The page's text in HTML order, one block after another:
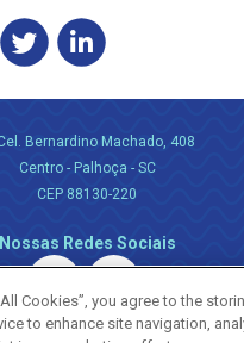
Bernardino Machado, 408
Centro - Palhoça - SC
CEP 88130-220
Nossas Redes Sociais
Cookies”, you agree to the
to enhance site navigation,